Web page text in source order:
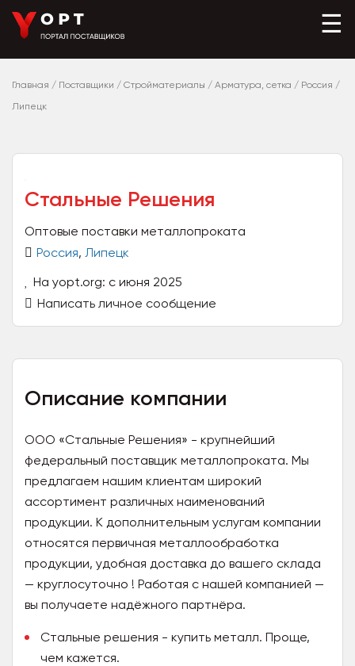
☰
Главная / Поставщики / Стройматериалы / Арматура, сетка / Россия /
Липецк
Стальные Решения
Оптовые поставки металлопроката
Россия, Липецк
На yopt.org: с июня 2025
Написать личное сообщение
Описание компании
ООО «Стальные Решения» - крупнейший
федеральный поставщик металлопроката. Мы
предлагаем нашим клиентам широкий
ассортимент различных наименований
продукции. К дополнительным услугам компании
относятся первичная металлообработка
продукции, удобная доставка до вашего склада
— круглосуточно ! Работая с нашей компанией —
вы получаете надёжного партнёра.
Стальные решения - купить металл. Проще,
чем кажется.